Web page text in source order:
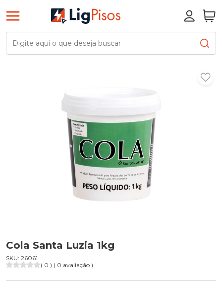
Cola Santa Luzia 1kg
SKU: 26061
( 0 ) ( 0 avaliação )